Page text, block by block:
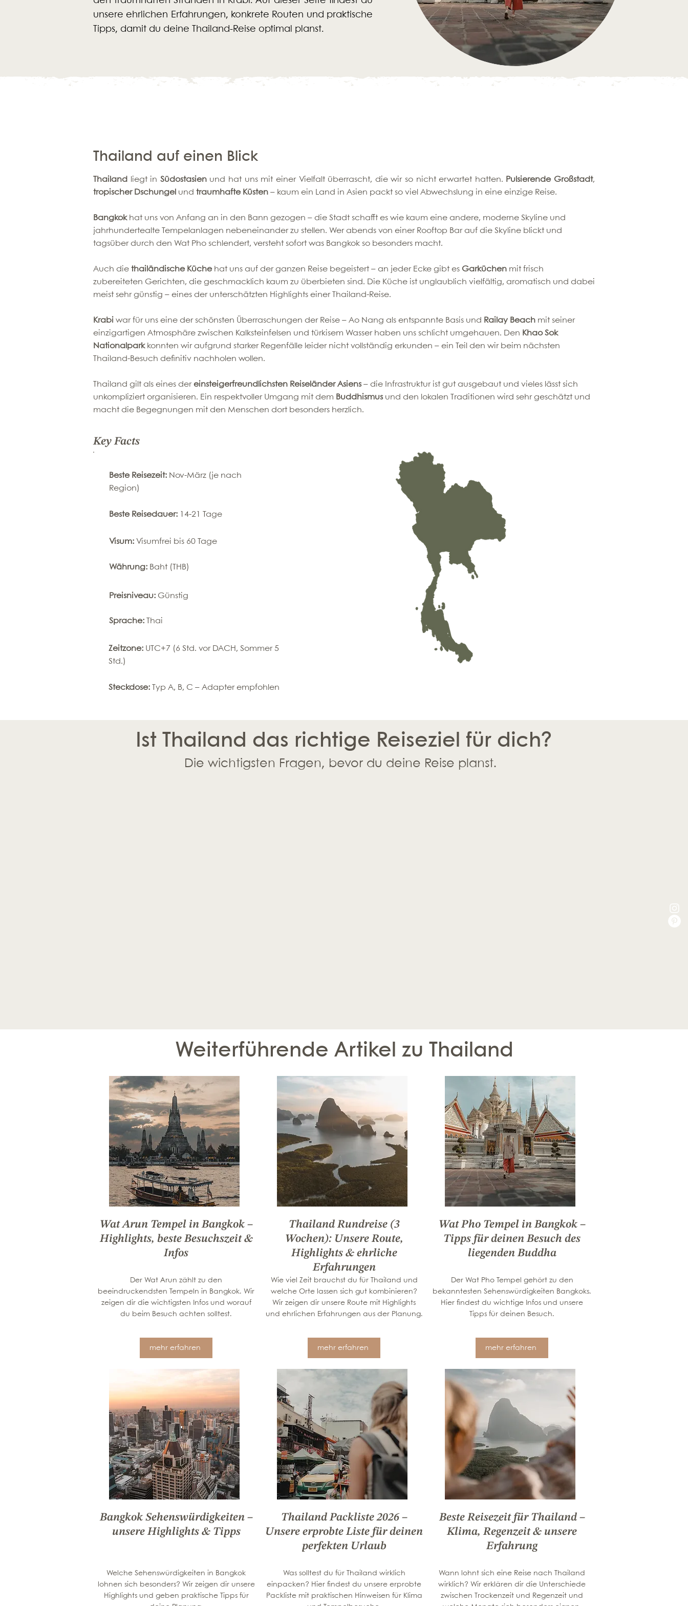
unsere ehrlichen Erfahrungen, konkrete Routen und praktische
Tipps, damit du deine Thailand-Reise optimal planst.
Thailand auf einen Blick
Thailand liegt in Südostasienund hat uns mit einer Vielfalt überrascht, die wir so nicht erwartet hatten. Pulsierende Großstadt,
tropischer Dschungel und traumhafte Küsten – kaum ein Land in Asien packt so viel Abwechslung in eine einzige Reise.
Bangkokhat uns von Anfang an in den Bann gezogen – die Stadt schafft es wie kaum eine andere, moderne Skyline und
jahrhundertealte Tempelanlagen nebeneinander zu stellen. Wer abends von einer Rooftop Bar auf die Skyline blickt und
tagsüber durch den Wat Pho schlendert, versteht sofort was Bangkok so besonders macht.
Auch die thailändische Küchehat uns auf der ganzen Reise begeistert – an jeder Ecke gibt es Garküchen mit frisch
zubereiteten Gerichten, die geschmacklich kaum zu überbieten sind. Die Küche ist unglaublich vielfältig, aromatisch und dabei
meist sehr günstig – eines der unterschätzten Highlights einer Thailand-Reise.
Krabi war für uns eine der schönsten Überraschungen der Reise – Ao Nang als entspannte Basis und Railay Beach mit seiner
einzigartigen Atmosphäre zwischen Kalksteinfelsen und türkisem Wasser haben uns schlicht umgehauen. Den Khao Sok
Nationalparkkonnten wir aufgrund starker Regenfälle leider nicht vollständig erkunden – ein Teil den wir beim nächsten
Thailand-Besuch definitiv nachholen wollen.
Thailand gilt als eines der einsteigerfreundlichsten Reiseländer Asiens– die Infrastruktur ist gut ausgebaut und vieles lässt sich
unkompliziert organisieren. Ein respektvoller Umgang mit dem Buddhismusund den lokalen Traditionen wird sehr geschätzt und
macht die Begegnungen mit den Menschen dort besonders herzlich.
Key Facts
Beste Reisezeit: Nov-März (je nach
Region)
Beste Reisedauer: 14-21 Tage
Visum: Visumfrei bis 60 Tage
Währung: Baht (THB)
Preisniveau: Günstig
Sprache: Thai
Zeitzone: UTC+7 (6 Std. vor DACH, Sommer 5
Std.)
Steckdose: Typ A, B, C – Adapter empfohlen
Ist Thailand das richtige Reiseziel für dich?
Die wichtigsten Fragen, bevor du deine Reise planst.
Weiterführende Artikel zu Thailand
Wat Arun Tempel in Bangkok –
Highlights, beste Besuchszeit &
Infos
Der Wat Arun zählt zu den
beeindruckendsten Tempeln in Bangkok. Wir
zeigen dir die wichtigsten Infos und worauf
du beim Besuch achten solltest.
mehr erfahren
Bangkok Sehenswürdigkeiten –
unsere Highlights & Tipps
Welche Sehenswürdigkeiten in Bangkok
lohnen sich besonders? Wir zeigen dir unsere
Highlights und geben praktische Tipps für
Thailand Rundreise (3
Wochen): Unsere Route,
Highlights & ehrliche
Erfahrungen
Wie viel Zeit brauchst du für Thailand und
welche Orte lassen sich gut kombinieren?
Wir zeigen dir unsere Route mit Highlights
und ehrlichen Erfahrungen aus der Planung.
mehr erfahren
Thailand Packliste 2026 –
Unsere erprobte Liste für deinen
perfekten Urlaub
Was solltest du für Thailand wirklich
einpacken? Hier findest du unsere erprobte
Packliste mit praktischen Hinweisen für Klima
Wat Pho Tempel in Bangkok –
Tipps für deinen Besuch des
liegenden Buddha
Der Wat Pho Tempel gehört zu den
bekanntesten Sehenswürdigkeiten Bangkoks.
Hier findest du wichtige Infos und unsere
Tipps für deinen Besuch.
mehr erfahren
Beste Reisezeit für Thailand –
Klima, Regenzeit & unsere
Erfahrung
Wann lohnt sich eine Reise nach Thailand
wirklich? Wir erklären dir die Unterschiede
zwischen Trockenzeit und Regenzeit und